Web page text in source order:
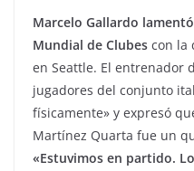
Marcelo Gallardo
Mundial de Clubes con la
en Seattle. El entrenador
jugadores del conjunto
físicamente» y expresó
Martínez Quarta fue un
«Estuvimos en partido.